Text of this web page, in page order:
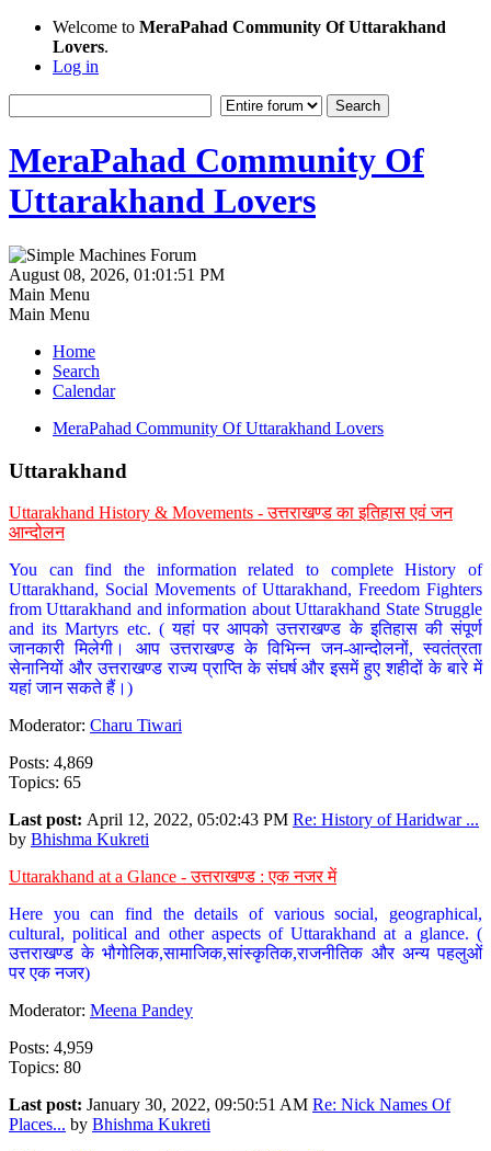
Welcome to MeraPahad Community Of Uttarakhand
Lovers.
Log in
MeraPahad Community Of
Uttarakhand Lovers
August 08, 2026, 01:01:51 PM
Main Menu
Main Menu
Home
Search
Calendar
MeraPahad Community Of Uttarakhand Lovers
Uttarakhand
Uttarakhand History & Movements - उत्तराखण्ड का इतिहास एवं जन
आन्दोलन
You can find the information related to complete History of
Uttarakhand, Social Movements of Uttarakhand, Freedom Fighters
from Uttarakhand and information about Uttarakhand State Struggle
and its Martyrs etc. ( यहां पर आपको उत्तराखण्ड के इतिहास की संपूर्ण
जानकारी मिलेगी। आप उत्तराखण्ड के विभिन्न जन-आन्दोलनों, स्वतंत्रता
सेनानियों और उत्तराखण्ड राज्य प्राप्ति के संघर्ष और इसमें हुए शहीदों के बारे में
यहां जान सकते हैं।)
Moderator: Charu Tiwari
Posts: 4,869
Topics: 65
Last post: April 12, 2022, 05:02:43 PM Re: History of Haridwar ...
by Bhishma Kukreti
Uttarakhand at a Glance - उत्तराखण्ड : एक नजर में
Here you can find the details of various social, geographical,
cultural, political and other aspects of Uttarakhand at a glance. (
उत्तराखण्ड के भौगोलिक,सामाजिक,सांस्कृतिक,राजनीतिक और अन्य पहलुओं
पर एक नजर)
Moderator: Meena Pandey
Posts: 4,959
Topics: 80
Last post: January 30, 2022, 09:50:51 AM Re: Nick Names Of
Places... by Bhishma Kukreti